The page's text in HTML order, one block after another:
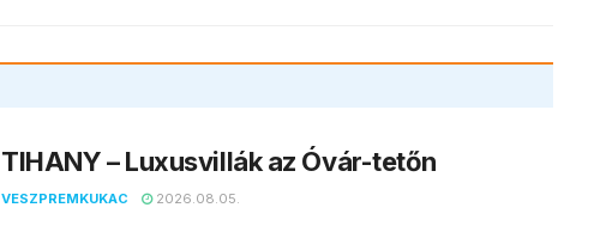
TIHANY – Luxusvillák az Óvár-tetőn
VESZPREMKUKAC 2026.08.05.